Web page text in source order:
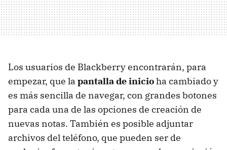
Los usuarios de Blackberry encontrarán, para
empezar, que la pantalla de inicioha cambiado y
es más sencilla de navegar, con grandes botones
para cada una de las opciones de creación de
nuevas notas. También es posible adjuntar
archivos del teléfono, que pueden ser de